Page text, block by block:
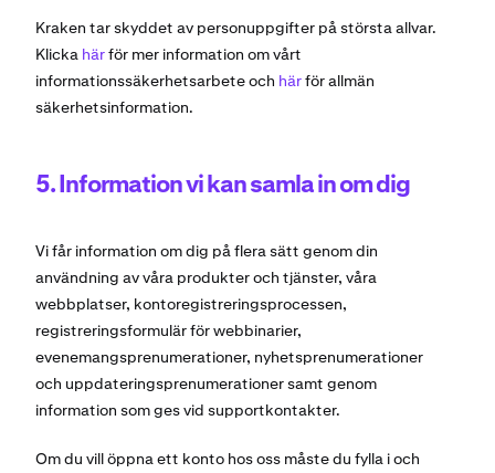
Kraken tar skyddet av personuppgifter på största allvar.
Klicka härför mer information om vårt
informationssäkerhetsarbete och härför allmän
säkerhetsinformation.
5. Information vi kan samla in om dig
Vi får information om dig på flera sätt genom din
användning av våra produkter och tjänster, våra
webbplatser, kontoregistreringsprocessen,
registreringsformulär för webbinarier,
evenemangsprenumerationer, nyhetsprenumerationer
och uppdateringsprenumerationer samt genom
information som ges vid supportkontakter.
Om du vill öppna ett konto hos oss måste du fylla i och